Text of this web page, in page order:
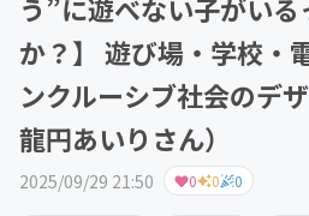
う”に遊べない子がい
か？】 遊び場・学校・
ンクルーシブ社会のデ
龍円あいりさん）
2025/09/29 21:50 0 0 0